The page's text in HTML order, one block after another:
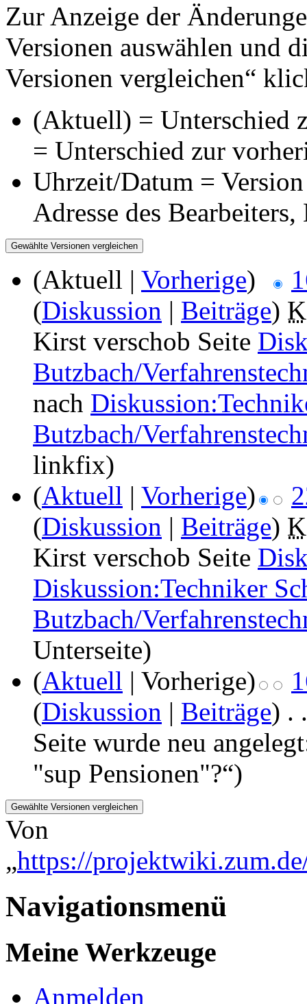
Zur Anzeige der
Versionen auswählen und
Versionen vergleichen“
(Aktuell) = Unterschied
= Unterschied zur
Uhrzeit/Datum =
Adresse des
(Aktuell | Vorherige)
(Diskussion | Beiträge) K
Kirst verschob Seite
Butzbach/
nach
Butzbach/
linkfix)
(Aktuell | Vorherige)
(Diskussion | Beiträge) K
Kirst verschob Seite
Diskussion:Techniker
Butzbach/
Unterseite)
(Aktuell | Vorherige)
(Diskussion | Beiträge) . .
Seite wurde neu
"sup Pensionen"?“)
Von
„https://
Navigationsmenü
Meine Werkzeuge
Anmelden